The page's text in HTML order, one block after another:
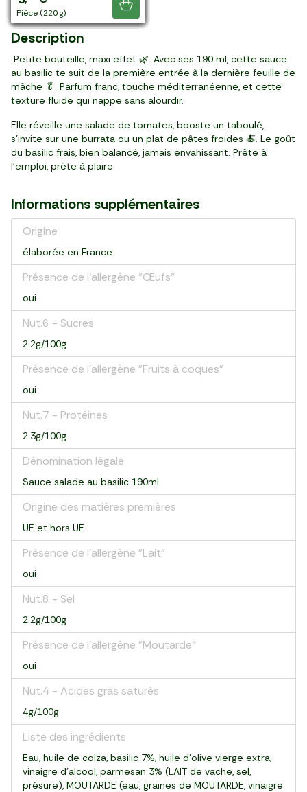
bouteille (190 ml)
pot (110 g)
bouteille (190 ml)
pot (200 g)
bouteille (190 ml)
bouteille (190 ml)
pot (200 g)
bouteille (100 ml)
pot (110 g)
sachet (100 g)
pot (110 g)
bouteille (100 ml)
sachet (100 g)
bouteille (100 ml)
pot (110 g)
pièce (220 g)
Je découvre
Description
Petite bouteille, maxi effet 🌿. Avec ses 190 ml, cette sauce
au basilic te suit de la première entrée à la dernière feuille de
mâche 🥬. Parfum franc, touche méditerranéenne, et cette
texture fluide qui nappe sans alourdir.
Elle réveille une salade de tomates, booste un taboulé,
s’invite sur une burrata ou un plat de pâtes froides 🍝. Le goût
du basilic frais, bien balancé, jamais envahissant. Prête à
l’emploi, prête à plaire.
Informations supplémentaires
Origine
élaborée en France
Présence de l'allergène "Œufs"
oui
Nut.6 - Sucres
2.2g/100g
Présence de l'allergène "Fruits à coques"
oui
Nut.7 - Protéines
2.3g/100g
Dénomination légale
Sauce salade au basilic 190ml
Origine des matières premières
UE et hors UE
Présence de l'allergène "Lait"
oui
Nut.8 - Sel
2.2g/100g
Présence de l'allergène "Moutarde"
oui
Nut.4 - Acides gras saturés
4g/100g
Liste des ingrédients
Eau, huile de colza, basilic 7%, huile d'olive vierge extra,
vinaigre d'alcool, parmesan 3% (LAIT de vache, sel,
présure), MOUTARDE (eau, graines de MOUTARDE, vinaigre